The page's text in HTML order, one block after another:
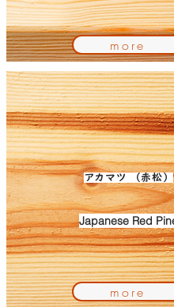
more
アカマツ （赤松）
Japanese Red
more